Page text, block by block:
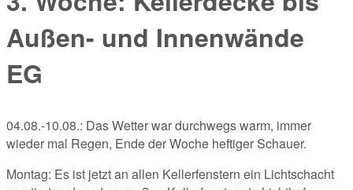
Außen- und Innenwände
EG
04.08.-10.08.: Das Wetter war durchwegs warm, immer
wieder mal Regen, Ende der Woche heftiger Schauer.
Montag: Es ist jetzt an allen Kellerfenstern ein Lichtschacht